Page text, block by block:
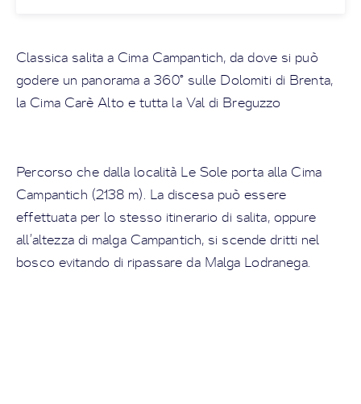
Classica salita a Cima Campantich, da dove si può
godere un panorama a 360° sulle Dolomiti di Brenta,
la Cima Carè Alto e tutta la Val di Breguzzo
Percorso che dalla località Le Sole porta alla Cima
Campantich (2138 m). La discesa può essere
effettuata per lo stesso itinerario di salita, oppure
all’altezza di malga Campantich, si scende dritti nel
bosco evitando di ripassare da Malga Lodranega.